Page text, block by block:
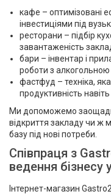
кафе – оптимізовані
інвестиціями під
ресторани – підбір
завантаженість
бари – інвентар і
роботи з
фастфуд – техніка,
продуктивність
Ми допоможемо
відкриття закладу чи ж
базу під нові потреби.
Співпраця з
ведення бізнесу
Інтернет-магазин